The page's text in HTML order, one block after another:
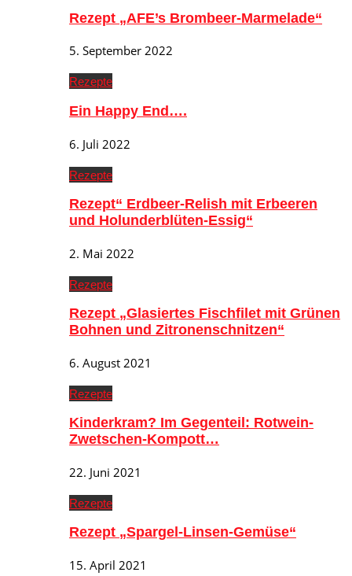
Rezept „AFE’s Brombeer-Marmelade“
5. September 2022
Rezepte
Ein Happy End….
6. Juli 2022
Rezepte
Rezept“ Erdbeer-Relish mit Erbeeren
und Holunderblüten-Essig“
2. Mai 2022
Rezepte
Rezept „Glasiertes Fischfilet mit Grünen
Bohnen und Zitronenschnitzen“
6. August 2021
Rezepte
Kinderkram? Im Gegenteil: Rotwein-
Zwetschen-Kompott…
22. Juni 2021
Rezepte
Rezept „Spargel-Linsen-Gemüse“
15. April 2021